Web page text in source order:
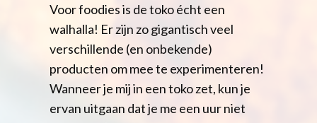
Voor foodies is de toko écht een
walhalla! Er zijn zo gigantisch veel
verschillende (en onbekende)
producten om mee te experimenteren!
Wanneer je mij in een toko zet, kun je
ervan uitgaan dat je me een uur niet